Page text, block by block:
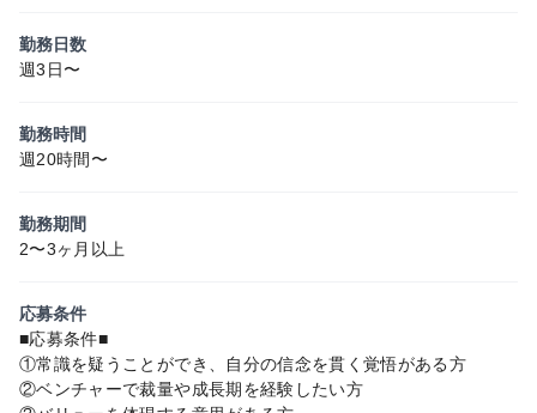
勤務日数
週3日〜
勤務時間
週20時間〜
勤務期間
2〜3ヶ月以上
応募条件
■応募条件■
①常識を疑うことができ、自分の信念を貫く覚悟がある方
②ベンチャーで裁量や成長期を経験したい方